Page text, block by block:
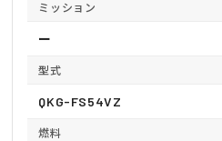
ミッション
ー
型式
QKG-FS54VZ
燃料